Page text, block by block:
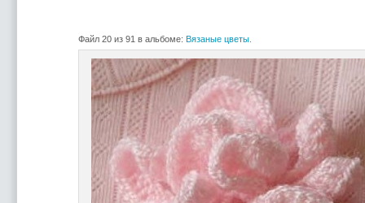
Файл 20 из 91 в альбоме: Вязаные цветы.